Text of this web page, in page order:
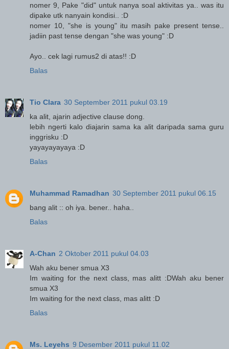
nomer 9, Pake "did" untuk nanya soal aktivitas ya.. was itu
dipake utk nanyain kondisi.. :D
nomer 10, "she is young" itu masih pake present tense..
jadiin past tense dengan "she was young" :D
Ayo.. cek lagi rumus2 di atas!! :D
Balas
Tio Clara 30 September 2011 pukul 03.19
ka alit, ajarin adjective clause dong.
lebih ngerti kalo diajarin sama ka alit daripada sama guru
inggrisku :D
yayayayayaya :D
Balas
Muhammad Ramadhan 30 September 2011 pukul 06.15
bang alit :: oh iya. bener.. haha..
Balas
A-Chan 2 Oktober 2011 pukul 04.03
Wah aku bener smua X3
Im waiting for the next class, mas alitt :DWah aku bener
smua X3
Im waiting for the next class, mas alitt :D
Balas
Ms. Leyehs 9 Desember 2011 pukul 11.02